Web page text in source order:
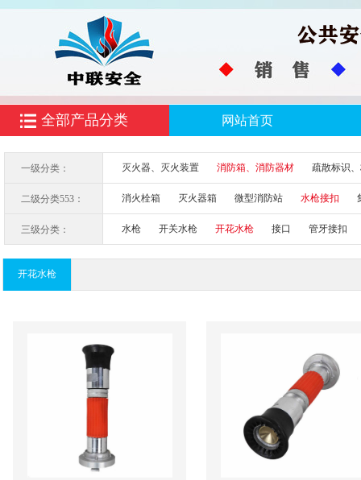
全部产品分类 网站首页
一级分类： 灭火器、灭火装置 消防箱、消防器材 疏散标识
二级分类553： 消火栓箱 灭火器箱 微型消防站 水枪接扣
三级分类： 水枪 开关水枪 开花水枪 接口 管牙接扣
开花水枪